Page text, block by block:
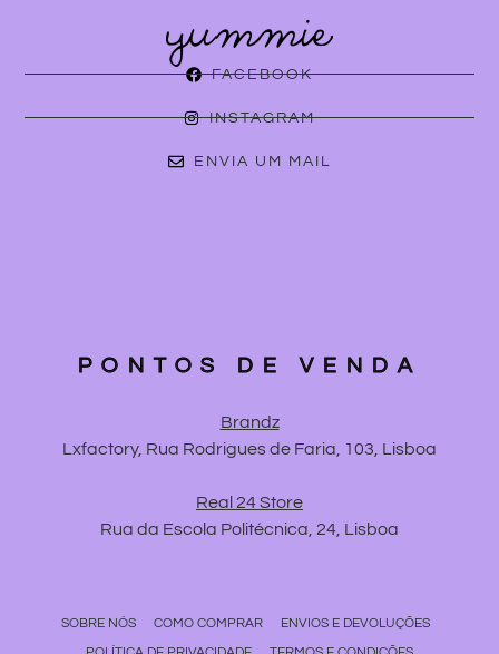
FACEBOOK
INSTAGRAM
ENVIA UM MAIL
PONTOS DE VENDA
Brandz
Lxfactory, Rua Rodrigues de Faria, 103, Lisboa
Real 24 Store
Rua da Escola Politécnica, 24, Lisboa
SOBRE NÓS COMO COMPRAR
ENVIOS E DEVOLUÇÕES